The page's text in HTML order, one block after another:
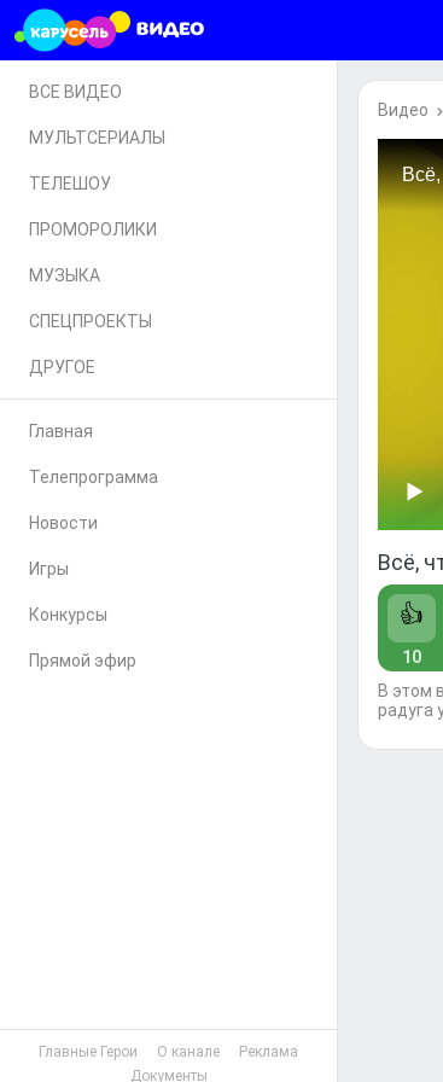
ВСЕ ВИДЕО
МУЛЬТСЕРИАЛЫ
ТЕЛЕШОУ
ПРОМОРОЛИКИ
МУЗЫКА
СПЕЦПРОЕКТЫ
ДРУГОЕ
Главная
Телепрограмма
Новости
Игры
Конкурсы
Прямой эфир
Главные Герои О канале
Реклама
Документы
Видео
Всё,
👍
10
В этом
радуга